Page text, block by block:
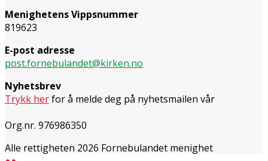
Menighetens Vippsnummer
819623
E-post adresse
post.fornebulandet@kirken.no
Nyhetsbrev
Trykk herfor å melde deg på nyhetsmailen vår
Org.nr. 976986350
Alle rettigheten 2026 Fornebulandet menighet